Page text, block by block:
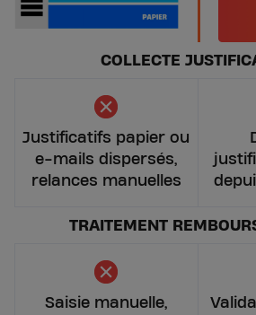
COLLECTE
Justificatifs papier ou
e-mails dispersés,
relances manuelles
TRAITEMENT
Saisie manuelle,